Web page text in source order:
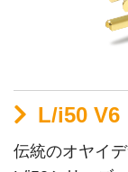
L/i50 V6
伝統のオヤイ